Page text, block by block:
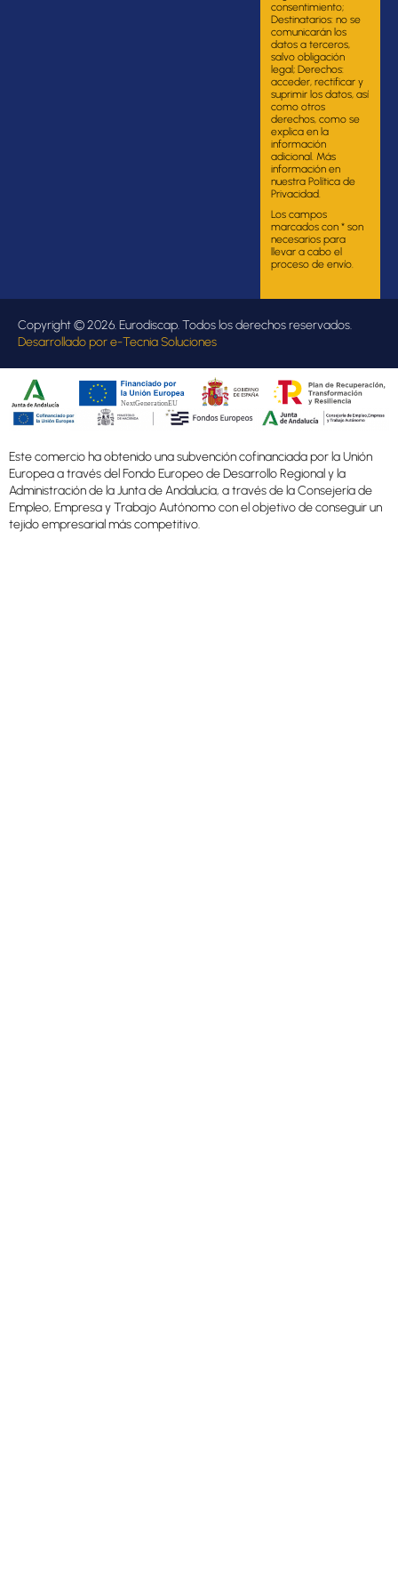
consentimiento;
Destinatarios: no se
comunicarán los
datos a terceros,
salvo obligación
legal; Derechos:
acceder, rectificar y
suprimir los datos, así
como otros
derechos, como se
explica en la
información
adicional. Más
información en
nuestra Política de
Privacidad.
Los campos
marcados con * son
necesarios para
llevar a cabo el
proceso de envío.
Copyright © 2026. Eurodiscap. Todos los derechos reservados.
Desarrollado pore-Tecnia Soluciones
Este comercio ha obtenido una subvención cofinanciada por la Unión
Europea a través del Fondo Europeo de Desarrollo Regional y la
Administración de la Junta de Andalucía, a través de la Consejería de
Empleo, Empresa y Trabajo Autónomo con el objetivo de conseguir un
tejido empresarial más competitivo.